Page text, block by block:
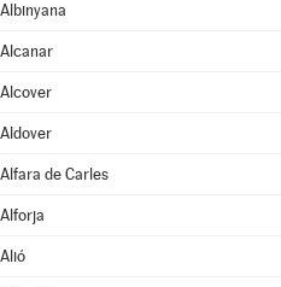
Albinyana
Alcanar
Alcover
Aldover
Alfara de Carles
Alforja
Alió